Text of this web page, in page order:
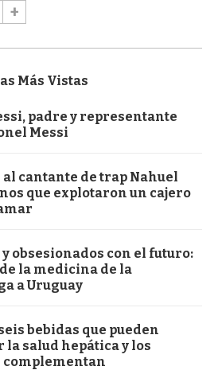
Más Vistas
padre y representante
Messi
cantante de trap Nahuel
que explotaron un cajero
y obsesionados con el futuro:
la medicina de la
a Uruguay
bebidas que pueden
la salud hepática y los
complementan